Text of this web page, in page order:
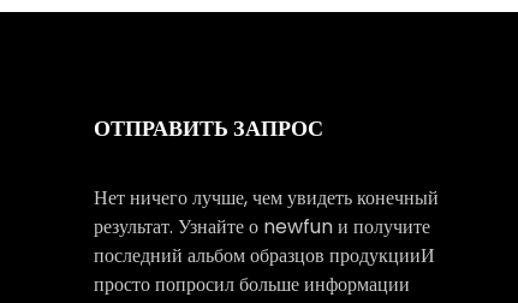
ОТПРАВИТЬ ЗАПРОС
Нет ничего лучше, чем увидеть конечный
результат. Узнайте о newfun и получите
последний альбом образцов продукцииИ
просто попросил больше информации